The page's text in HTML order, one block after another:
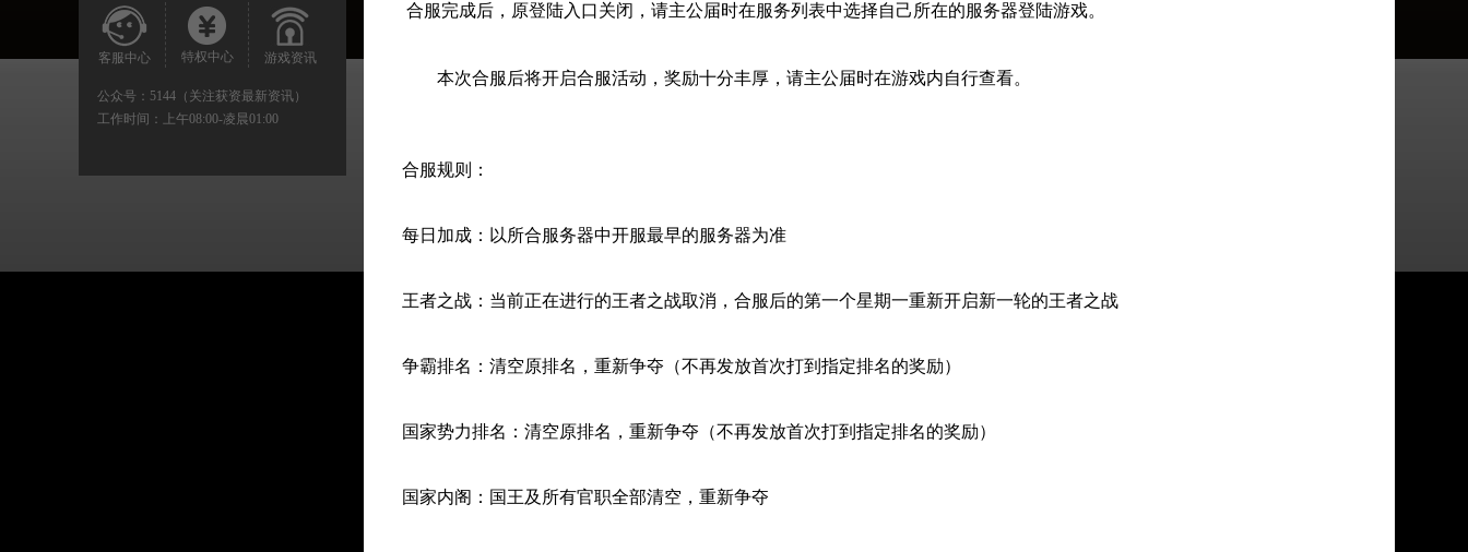
客服中心 特权中心 游戏资讯
公众号：5144（关注获资最新资讯）
工作时间：
上午08:00-凌晨01:00
合服完成后，原登陆入口关闭，请主公届时在服务列表中选择自己所在的服务器登陆游戏。
本次合服后将开启合服活动，奖励十分丰厚，请主公届时在游戏内自行查看。
合服规则：
每日加成：以所合服务器中开服最早的服务器为准
王者之战：当前正在进行的王者之战取消，合服后的第一个星期一重新开启新一轮的王者之战
争霸排名：清空原排名，重新争夺（不再发放首次打到指定排名的奖励）
国家势力排名：清空原排名，重新争夺（不再发放首次打到指定排名的奖励）
国家内阁：国王及所有官职全部清空，重新争夺